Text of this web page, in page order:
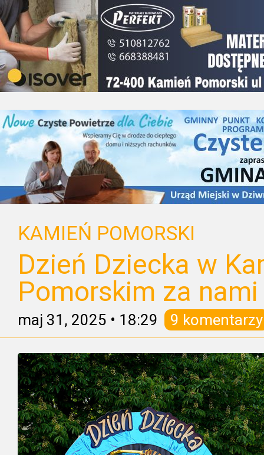
KAMIEŃ POMORSKI
Dzień Dziecka w
Pomorskim za nami
maj 31, 2025 • 18:29 9 komentarzy